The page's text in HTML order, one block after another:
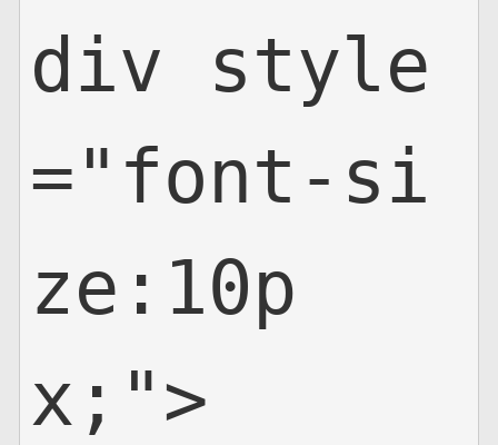
div style
="font-si
ze:10p
x;">